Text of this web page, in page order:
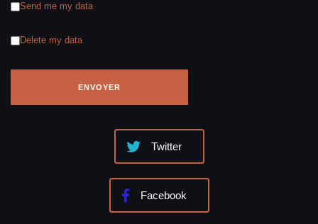
Send me my data
Delete my data
Twitter
Facebook